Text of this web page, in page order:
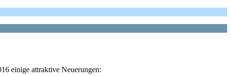
einige attraktive Neuerungen: